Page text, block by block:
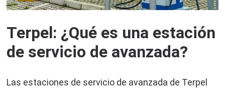
Terpel: ¿Qué es una estación
de servicio de avanzada?
Las estaciones de servicio de avanzada de Terpel